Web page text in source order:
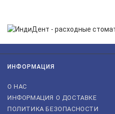
ИНФОРМАЦИЯ
О НАС
ИНФОРМАЦИЯ О ДОСТАВКЕ
ПОЛИТИКА БЕЗОПАСНОСТИ